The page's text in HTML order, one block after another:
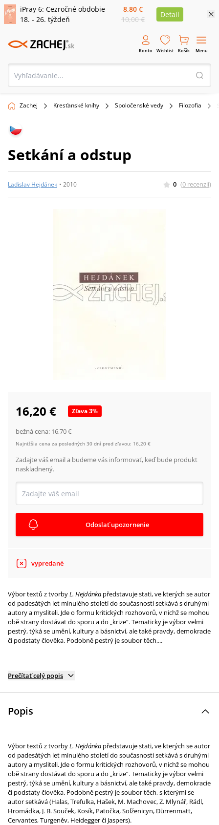
iPray 6: Cezročné obdobie
18. - 26. týždeň
8,80 €
10,00 €
Detail
Konto Wishlist Košík Menu
Zachej Kresťanské knihy Spoločenské vedy Filozofia
Setkání a odstup
Ladislav Hejdánek • 2010 0 (0 recenzií)
16,20 € Zľava3%
bežná cena: 16,70 €
Najnižšia cena za posledných 30 dní pred zľavou: 16,20 €
Zadajte váš email a budeme vás informovať, keď bude produkt
naskladnený.
Odoslať upozornenie
vypredané
Výbor textů z tvorbyL. Hejdánka představuje stati, ve kterých se autor
od padesátých let minulého století do současnosti setkává s druhými
autory a mysliteli. Jde o formu kritických rozhovorů, v nichž se mohou
obě strany dostávat do sporu a do „krize“. Tematicky je výbor velmi
pestrý, týká se umění, kultury a básnictví, ale také pravdy, demokracie
či podstaty člověka. Podobně pestrý je soubor těch,...
Prečítať celý popis
Popis
Výbor textů z tvorbyL. Hejdánka představuje stati, ve kterých se autor
od padesátých let minulého století do současnosti setkává s druhými
autory a mysliteli. Jde o formu kritických rozhovorů, v nichž se mohou
obě strany dostávat do sporu a do „krize“. Tematicky je výbor velmi
pestrý, týká se umění, kultury a básnictví, ale také pravdy, demokracie
či podstaty člověka. Podobně pestrý je soubor těch, s kterými se
autor setkává (Halas, Trefulka, Hašek, M. Machovec, Z. Mlynář, Rádl,
Hromádka, J. B. Souček, Kosík, Patočka, Solženicyn, Dürrenmatt,
Cervantes, Turgeněv, Heidegger či Jaspers).